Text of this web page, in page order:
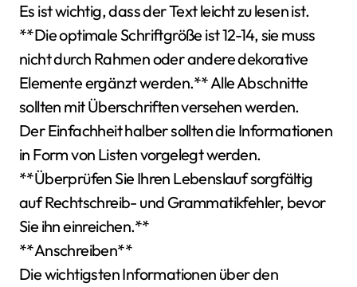
Es ist wichtig, dass der Text leicht zu lesen ist.
**Die optimale Schriftgröße ist 12-14, sie muss
nicht durch Rahmen oder andere dekorative
Elemente ergänzt werden.** Alle Abschnitte
sollten mit Überschriften versehen werden.
Der Einfachheit halber sollten die Informationen
in Form von Listen vorgelegt werden.
**Überprüfen Sie Ihren Lebenslauf sorgfältig
auf Rechtschreib- und Grammatikfehler, bevor
Sie ihn einreichen.**
**Anschreiben**
Die wichtigsten Informationen über den